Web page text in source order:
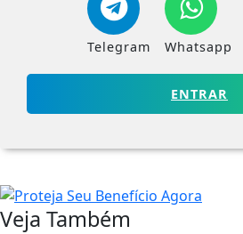
Telegram Whatsapp
ENTRAR
Veja Também